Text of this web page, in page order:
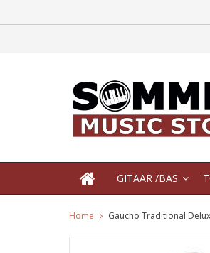
GITAAR /BAS
Home Gaucho Traditional